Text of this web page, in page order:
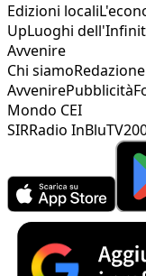
Edizioni locali
UpLuoghi
Avvenire
Chi siamoRedazione
AvvenirePubblicità
Mondo CEI
SIRRadio InBlu